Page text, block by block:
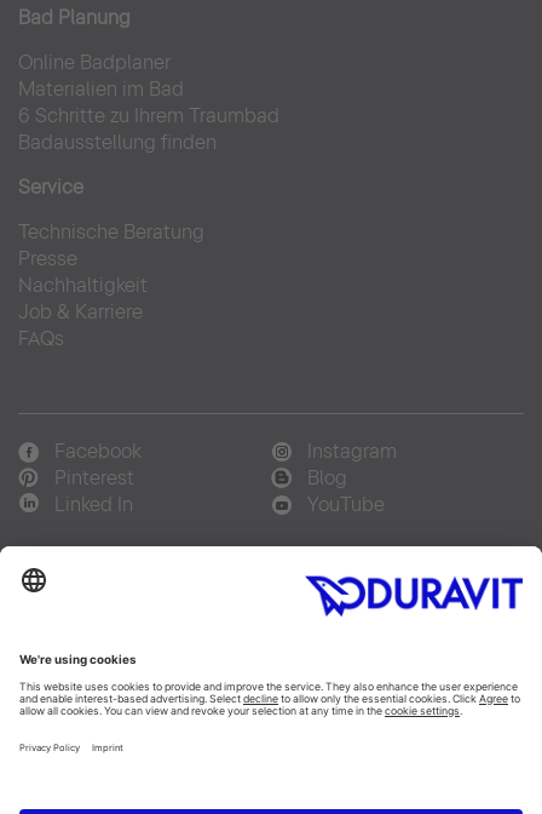
Bad Planung
Online Badplaner
Materialien im Bad
6 Schritte zu Ihrem Traumbad
Badausstellung finden
Service
Technische Beratung
Presse
Nachhaltigkeit
Job & Karriere
FAQs
Facebook
Instagram
Pinterest
Blog
Linked In
YouTube
Sprachauswahl:
Français
Italiano